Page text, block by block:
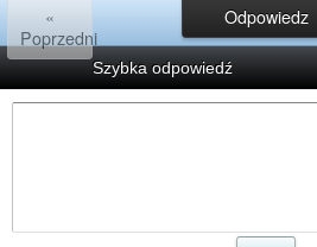
Odpowiedz
«
Poprzedni
Szybka odpowiedź